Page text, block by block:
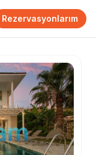
Rezervasyonlarım